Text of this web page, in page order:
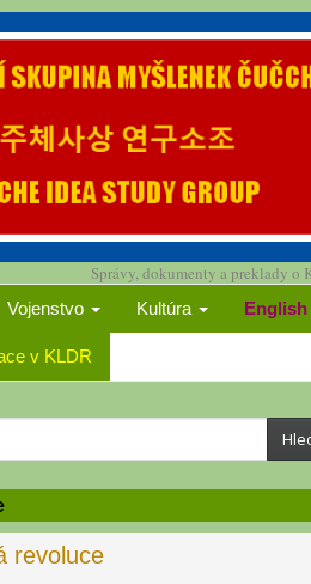
Správy, dokumenty a preklady o
Vojenstvo Kultúra English
v KLDR
revoluce